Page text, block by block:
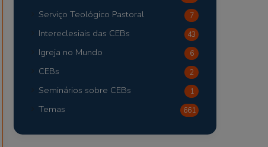
Serviço Teológico Pastoral 7
Intereclesiais das CEBs 43
Igreja no Mundo 6
CEBs 2
Seminários sobre CEBs 1
Temas 661